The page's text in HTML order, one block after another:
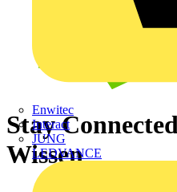
Enwitec
Interact
JUNG
LEDVANCE
Stay
Wissen